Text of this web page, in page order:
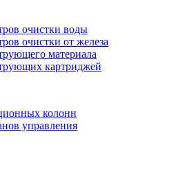
очистки воды
очистки от железа
материала
картриджей
колонн
управления